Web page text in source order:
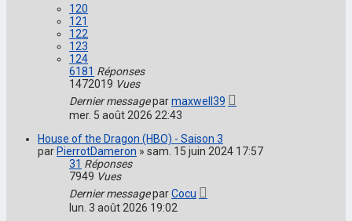
120
121
122
123
124
6181 Réponses
1472019 Vues
Dernier messageparmaxwell39
mer. 5 août 2026 22:43
House of the Dragon (HBO) - Saison 3
parPierrotDameron » sam. 15 juin 2024 17:57
31 Réponses
7949 Vues
Dernier messageparCocu
lun. 3 août 2026 19:02